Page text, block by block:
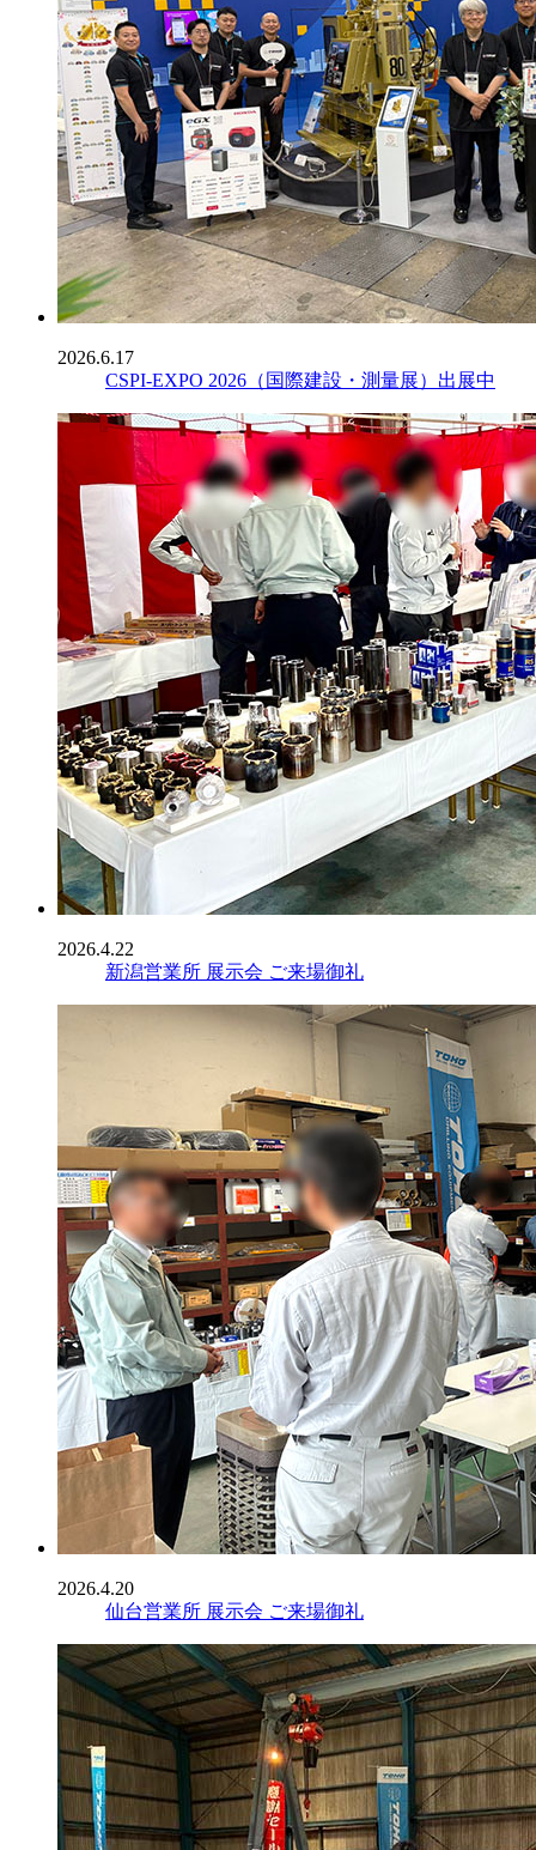
2026.6.17
CSPI-EXPO 2026（国際建設・測量展）出展中
2026.4.22
新潟営業所 展示会 ご来場御礼
2026.4.20
仙台営業所 展示会 ご来場御礼